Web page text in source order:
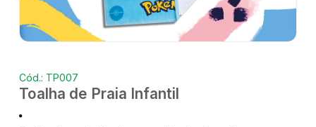
Cód.: TP007
Toalha de Praia Infantil